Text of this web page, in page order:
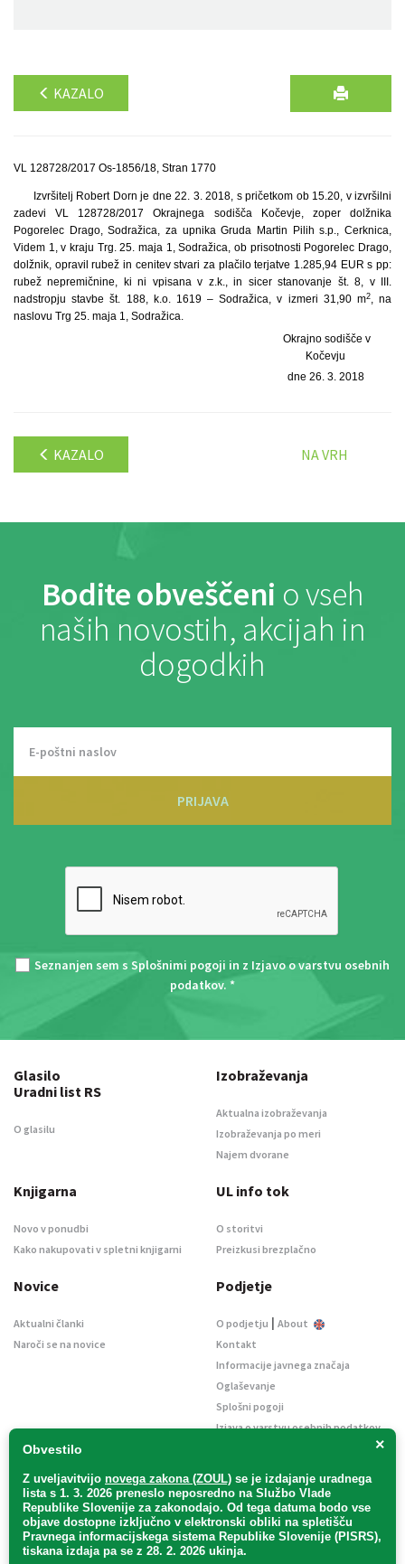
KAZALO
VL 128728/2017 Os-1856/18, Stran 1770
Izvršitelj Robert Dorn je dne 22. 3. 2018, s pričetkom ob 15.20, v izvršilni
zadevi VL 128728/2017 Okrajnega sodišča Kočevje, zoper dolžnika
Pogorelec Drago, Sodražica, za upnika Gruda Martin Pilih s.p., Cerknica,
Videm 1, v kraju Trg. 25. maja 1, Sodražica, ob prisotnosti Pogorelec Drago,
dolžnik, opravil rubež in cenitev stvari za plačilo terjatve 1.285,94 EUR s pp:
rubež nepremičnine, ki ni vpisana v z.k., in sicer stanovanje št. 8, v III.
nadstropju stavbe št. 188, k.o. 1619 – Sodražica, v izmeri 31,90 m2, na
naslovu Trg 25. maja 1, Sodražica.
Okrajno sodišče v
Kočevju
dne 26. 3. 2018
KAZALO NA VRH
Bodite obveščeni o vseh
naših novostih, akcijah in
dogodkih
PRIJAVA
Seznanjen sem s Splošnimi pogoji in z Izjavo o varstvu osebnih
podatkov. *
×
Obvestilo
Z uveljavitvijo novega zakona (ZOUL) se je izdajanje uradnega
lista s 1. 3. 2026 preneslo neposredno na Službo Vlade
Republike Slovenije za zakonodajo. Od tega datuma bodo vse
objave dostopne izključno v elektronski obliki na spletišču
Pravnega informacijskega sistema Republike Slovenije (PISRS),
tiskana izdaja pa se z 28. 2. 2026 ukinja.
Glasilo
Uradni list RS
O glasilu
Izobraževanja
Aktualna izobraževanja
Izobraževanja po meri
Najem dvorane
Knjigarna
Novo v ponudbi
Kako nakupovati v spletni knjigarni
UL info tok
O storitvi
Preizkusi brezplačno
Novice
Aktualni članki
Naroči se na novice
Podjetje
O podjetju | About
Kontakt
Informacije javnega značaja
Oglaševanje
Splošni pogoji
Izjava o varstvu osebnih podatkov
Uradni list d. o. o. – v likvidaciji / Vse pravice pridržane.